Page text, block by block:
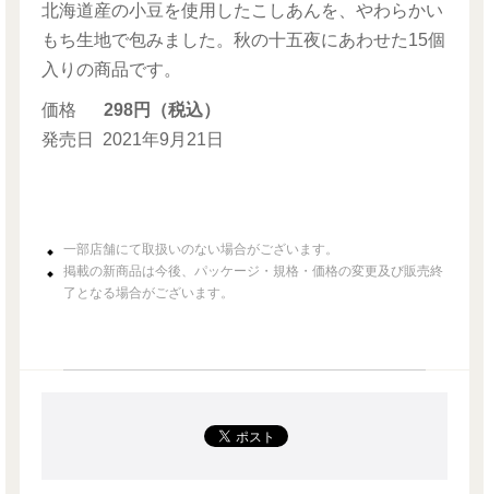
北海道産の小豆を使用したこしあんを、やわらかい
もち生地で包みました。秋の十五夜にあわせた15個
入りの商品です。
価格
298円（税込）
発売日
2021年9月21日
一部店舗にて取扱いのない場合がございます。
掲載の新商品は今後、パッケージ・規格・価格の変更及び販売終
了となる場合がございます。